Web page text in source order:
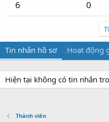
6 0
Tin nhắn hồ sơ Hoạt động
Hiện tại không có tin nhắn
Thành viên